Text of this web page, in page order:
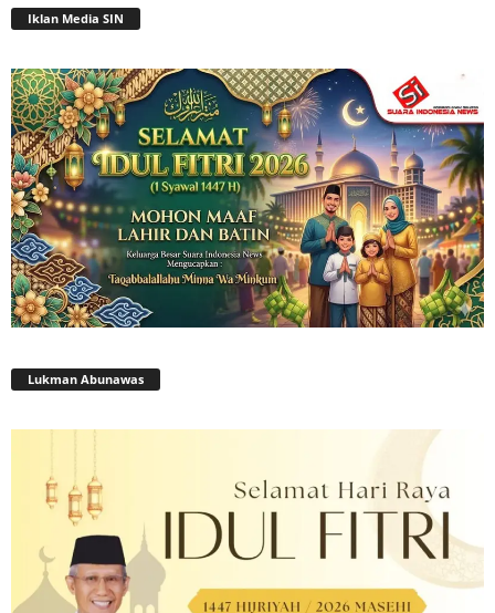
Iklan Media SIN
Lukman Abunawas